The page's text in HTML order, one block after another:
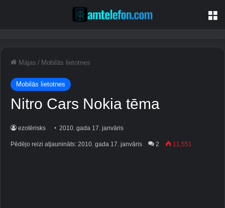
Mājas / Mobilās lietotnes
Mobilās lietotnes
Nitro Cars Nokia tēma
ezotērisks 2010. gada 17. janvāris
Pēdējo reizi atjaunināts: 2010. gada 17. janvāris 2 11,551